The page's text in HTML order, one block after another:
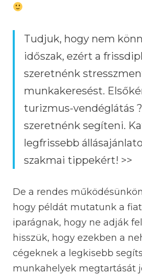
Tudjuk, hogy nem
időszak, ezért a
szeretnénk
munkakeresést.
turizmus-vendéglátás
szeretnénk segíteni.
legfrissebb
szakmai tippekért! >>
De a rendes
hogy példát mutatunk a
iparágnak, hogy ne adják
hisszük, hogy ezekben a
cégeknek a legkisebb
munkahelyek megtartását